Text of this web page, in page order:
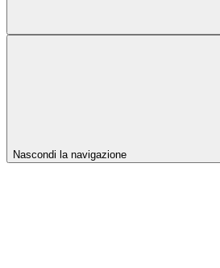
Nascondi la navigazione